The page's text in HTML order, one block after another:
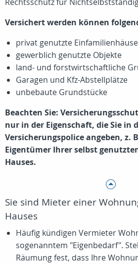
Rechtsschutz für
Versichert werden können
privat genutzte
gewerblich genutzte Objekte
land- und forstwirtschaftliche
Garagen und Kfz-Abstellplätze
unbebaute Grundstücke
Beachten Sie:
nur in der Eigenschaft, die Sie in
Versicherungspolice angeben, z.
Eigentümer Ihrer selbst
Hauses.
Sie sind Mieter einer
Hauses
Häufig kündigen Vermieter
sogenanntem "Eigenbedarf".
Räumung fest, dass Ihre